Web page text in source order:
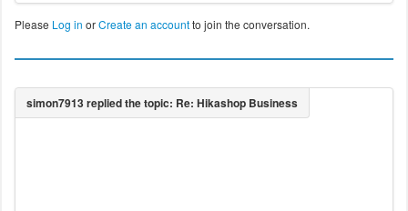
Please Log in orCreate an accountto join the conversation.